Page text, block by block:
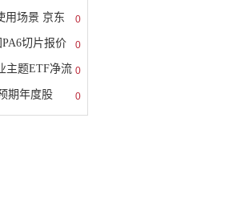
0
用场景 京东
0
PA6切片报价
0
主题ETF净流
0
期年度股